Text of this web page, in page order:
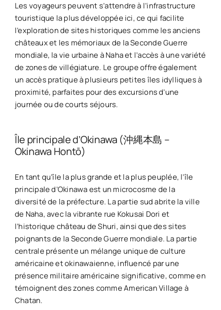
Les voyageurs peuvent s’attendre à l’infrastructure
touristique la plus développée ici, ce qui facilite
l’exploration de sites historiques comme les anciens
châteaux et les mémoriaux de la Seconde Guerre
mondiale, la vie urbaine à Naha et l’accès à une variété
de zones de villégiature. Le groupe offre également
un accès pratique à plusieurs petites îles idylliques à
proximité, parfaites pour des excursions d’une
journée ou de courts séjours.
Île principale d’Okinawa (沖縄本島 –
Okinawa Hontō)
En tant qu’île la plus grande et la plus peuplée, l’île
principale d’Okinawa est un microcosme de la
diversité de la préfecture. La partie sud abrite la ville
de Naha, avec la vibrante rue Kokusai Dori et
l’historique château de Shuri, ainsi que des sites
poignants de la Seconde Guerre mondiale. La partie
centrale présente un mélange unique de culture
américaine et okinawaienne, influencé par une
présence militaire américaine significative, comme en
témoignent des zones comme American Village à
Chatan.